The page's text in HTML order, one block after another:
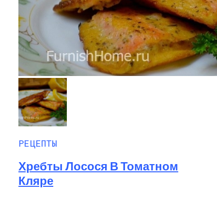
РЕЦЕПТЫ
Хребты Лосося В Томатном
Кляре